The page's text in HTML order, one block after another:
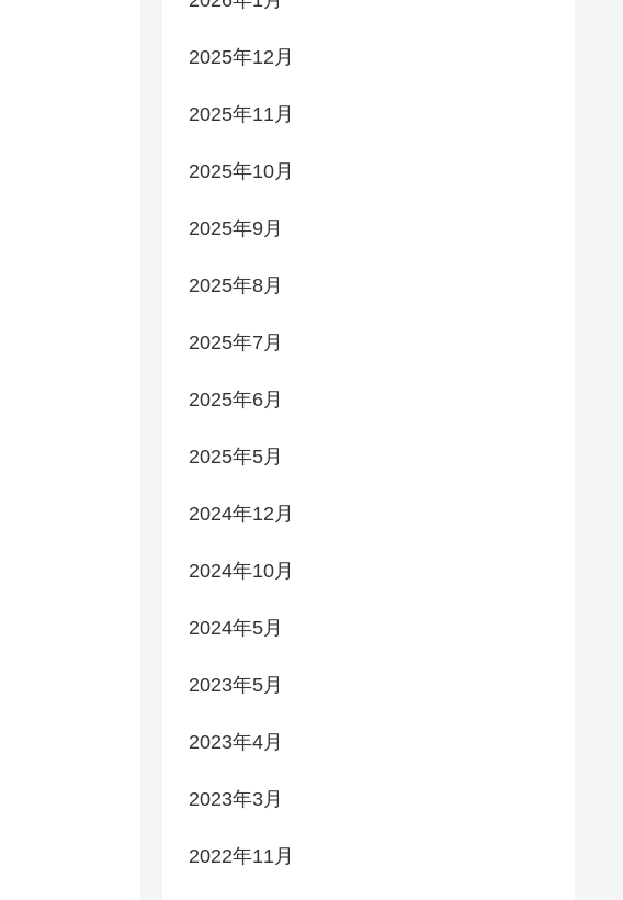
2025年12月
2025年11月
2025年10月
2025年9月
2025年8月
2025年7月
2025年6月
2025年5月
2024年12月
2024年10月
2024年5月
2023年5月
2023年4月
2023年3月
2022年11月